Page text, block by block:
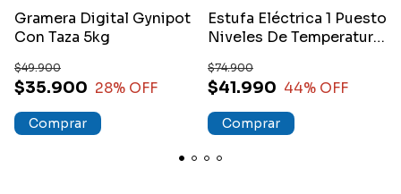
Gramera Digital Gynipot
Con Taza 5kg
$35.900
$49.900
28% OFF
Estufa Eléctrica 1 Puesto
Niveles De Temperatura
$41.990
$74.900
44% OFF